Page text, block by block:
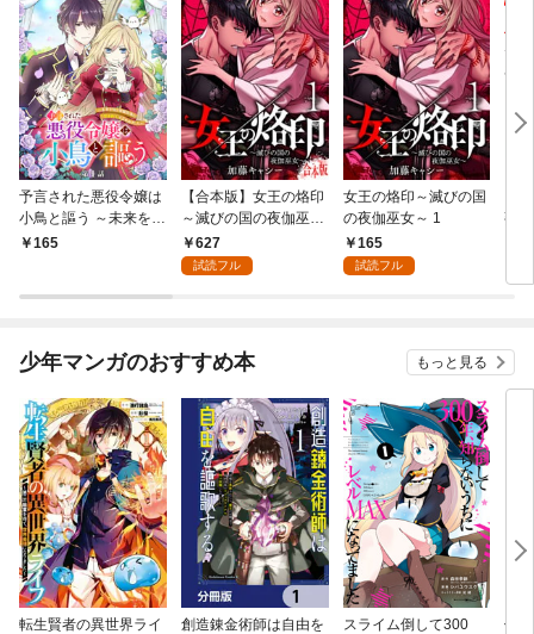
予言された悪役令嬢は
小鳥と謳う ～未来を知
る専属執事に「君を救
165
【合本版】女王の烙印
～滅びの国の夜伽巫女
～ 1627
試読フル
女王の烙印～滅びの国
の夜伽巫女～ 1
165
試読フル
熟
少年マンガのおすすめ本 もっと見る
転生賢者の異世界ライ
創造錬金術師は自由を
スライム倒して300
信